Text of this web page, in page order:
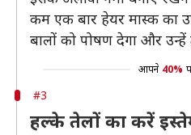
कम एक बार हेयर मास्क का
बालों को पोषण देगा और उन्हें
आपने 40%
#3
हल्के तेलों का करें